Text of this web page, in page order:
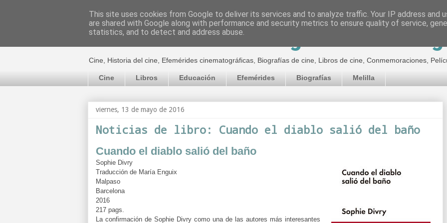
El cultural cinematográfico de Jorge
Cine, Historia del cine, Efemérides cinematográficas, Biografías de cine, Libros de cine, Conmemoraciones,
Cine Libros Educación Efemérides Biografías Melilla
viernes, 13 de mayo de 2016
Noticias de libro: Cuando el diablo salió del baño
Cuando el diablo salió del baño
Sophie Divry
Traducción de María Enguix
Malpaso
Barcelona
2016
217 pags.
La confirmación de Sophie Divry como una de las autores más interesantes
This site uses cookies from Google to deliver its services and to analyze traffic. Your IP address and
are shared with Google along with performance and security metrics to ensure quality of service,
statistics, and to detect and address abuse.